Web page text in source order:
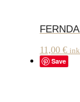
11,00 €
Save